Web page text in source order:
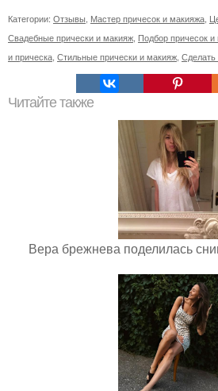
Категории: Отзывы Мастер причесок и макияжа
Свадебные прически и макияж Подбор причесок
и прическа Стильные прически и макияж Сделать
Читайте также
Вера брежнева поделилась